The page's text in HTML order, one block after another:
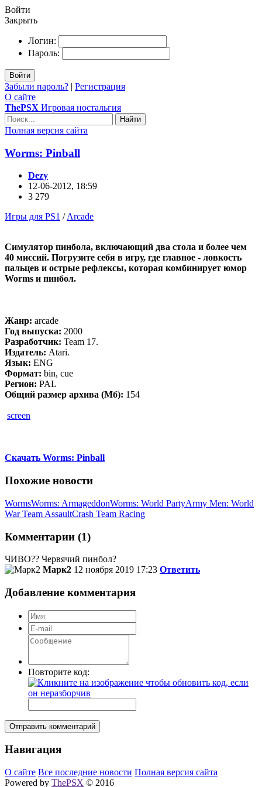
Войти
Закрыть
Логин:
Пароль:
Войти
Забыли пароль? | Регистрация
О сайте
ThePSX Игровая ностальгия
Найти
Полная версия сайта
Worms: Pinball
Dezy
12-06-2012, 18:59
3 279
Игры для PS1 /Arcade
Симулятор пинбола, включающий два стола и более чем
40 миссий. Погрузите себя в игру, где главное - ловкость
пальцев и острые рефлексы, которая комбинирует юмор
Worms и пинбол.
Жанр: arcade
Год выпуска: 2000
Разработчик: Team 17.
Издатель: Atari.
Язык: ENG
Формат: bin, cue
Регион: PAL
Общий размер архива (Мб): 154
screen
Скачать Worms: Pinball
Похожие новости
WormsWorms: ArmageddonWorms: World PartyArmy Men: World
War Team AssaultCrash Team Racing
Комментарии (1)
ЧИВО?? Червячий пинбол?
Марк2 12 ноября 2019 17:23 Ответить
Добавление комментария
Повторите код:
Отправить комментарий
Навигация
О сайте Все последние новости Полная версия сайта
Powered by ThePSX © 2016